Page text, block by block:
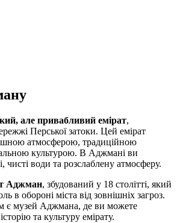
але привабливий емірат,
Перської затоки. Цей емірат
атмосферою, традиційною
культурою. В Аджмані ви
чисті води та розслаблену атмосферу.
Аджман, збудований у 18 столітті, який
в обороні міста від зовнішніх загроз.
є музей Аджмана, де ви можете
та культуру емірату.